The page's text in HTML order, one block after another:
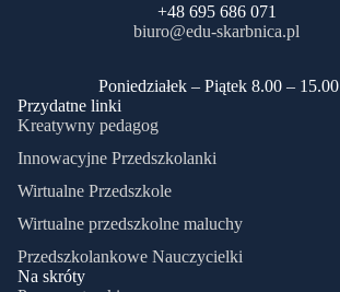
+48 695 686 071
biuro@edu-skarbnica.pl
​Poniedziałek – Piątek 8.00 – 15.00
Przydatne linki
Kreatywny pedagog
Innowacyjne Przedszkolanki
Wirtualne Przedszkole
Wirtualne przedszkolne maluchy
Przedszkolankowe Nauczycielki
Na skróty